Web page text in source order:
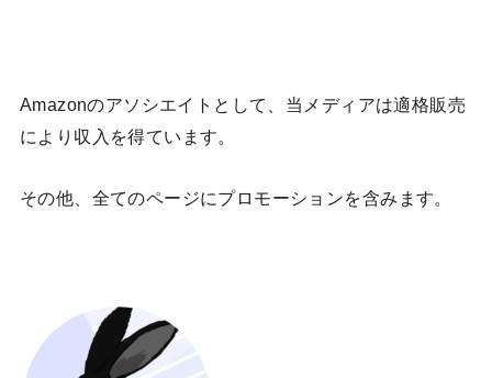
Amazonのアソシエイトとして、当メディアは適格販売
により収入を得ています。
その他、全てのページにプロモーションを含みます。